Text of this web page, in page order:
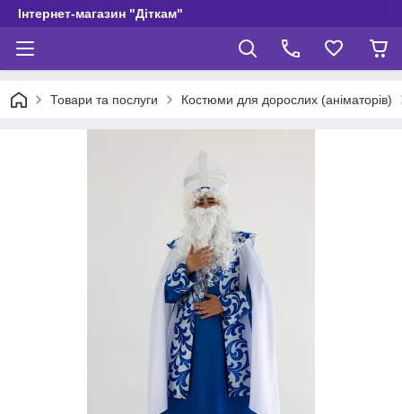
Інтернет-магазин "Діткам"
Товари та послуги Костюми для дорослих (аніматорів)